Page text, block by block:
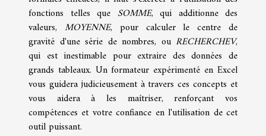
fonctions telles que SOMME, qui additionne des
valeurs, MOYENNE, pour calculer le centre de
gravité d'une série de nombres, ou RECHERCHEV,
qui est inestimable pour extraire des données de
grands tableaux. Un formateur expérimenté en Excel
vous guidera judicieusement à travers ces concepts et
vous aidera à les maîtriser, renforçant vos
compétences et votre confiance en l'utilisation de cet
outil puissant.